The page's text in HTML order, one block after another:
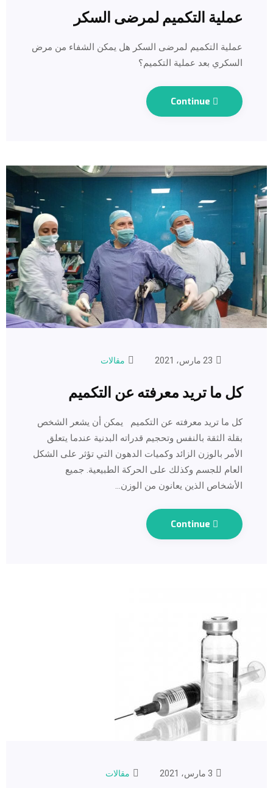
عملية التكميم لمرضى السكر
عملية التكميم لمرضى السكر هل يمكن الشفاء من مرض
السكري بعد عملية التكميم؟
Continue
مقالات
كل ما تريد معرفته عن التكميم
كل ما تريد معرفته عن التكميم يمكن أن يشعر الشخص
بقلة الثقة بالنفس وتحجيم قدراته البدنية عندما يتعلق
الأمر بالوزن الزائد وكميات الدهون التي تؤثر على الشكل
العام للجسم وكذلك على الحركة الطبيعية. جميع
الأشخاص الذين يعانون من الوزن…
Continue
مقالات